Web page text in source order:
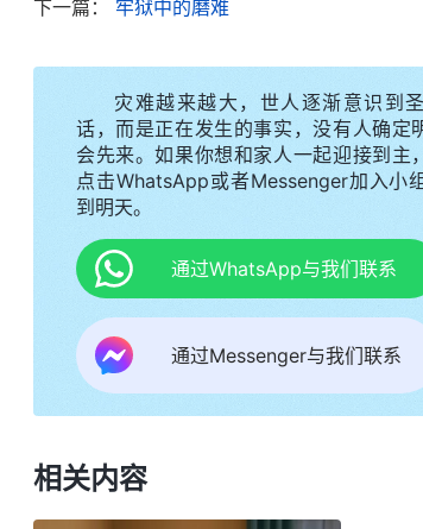
因着信神受迫害、被羞辱，但这是有意
面又有了力量，就是坐牢我也不背叛神。
十天后的一个晚上，号长突然指着
到我跟前强行把我的衣服脱光了。想到
笑，我恨不得找个地缝钻进去。紧接着
住，我的身体半蹲着，他又用另一根细
后面的人往前拥，左右各站着一个人，
得快了，前边的人就用脚踹，我疼得难
开绳子？”犯人们就哈哈大笑。当时，
说，他们就继续折磨我。我疼得实在受
看守所要搜身，他不可能有这么长的绳
下一篇： 牢狱中的磨难
灾难越来越大，世人逐渐意识到
话，而是正在发生的事实，没有人确定
会先来。如果你想和家人一起迎接到主
点击WhatsApp或者Messenger加入小
到明天。
通过WhatsApp与我们联系
通过Messenger与我们联系
相关内容